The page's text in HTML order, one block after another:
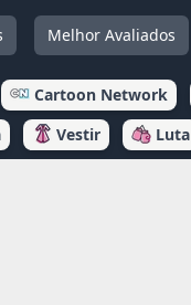
Melhor Avaliados
Cartoon Network
Vestir Luta